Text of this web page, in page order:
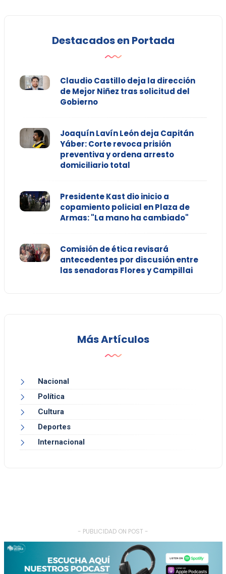
Destacados en Portada
Claudio Castillo deja la dirección
de Mejor Niñez tras solicitud del
Gobierno
Joaquín Lavín León deja Capitán
Yáber: Corte revoca prisión
preventiva y ordena arresto
domiciliario total
Presidente Kast dio inicio a
copamiento policial en Plaza de
Armas: "La mano ha cambiado"
Comisión de ética revisará
antecedentes por discusión entre
las senadoras Flores y Campillai
Más Artículos
Nacional
Política
Cultura
Deportes
Internacional
- PUBLICIDAD ON POST -